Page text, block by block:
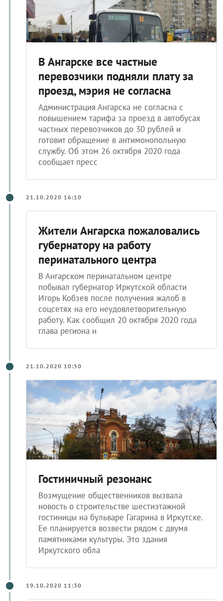
перевозчики подняли плату за
проезд, мэрия не согласна
Администрация Ангарска не согласна с
повышением тарифа за проезд в автобусах
частных перевозчиков до 30 рублей и
готовит обращение в антимонопольную
службу. Об этом 26 октября 2020 года
сообщает пресс
губернатору на работу
перинатального центра
В Ангарском перинатальном центре
побывал губернатор Иркутской области
Игорь Кобзев после получения жалоб в
соцсетях на его неудовлетворительную
работу. Как сообщил 20 октября 2020 года
глава региона н
Возмущение общественников вызвала
новость о строительстве шестиэтажной
гостиницы на бульваре Гагарина в Иркутске.
Ее планируется возвести рядом с двумя
памятниками культуры. Это здания
Иркутского обла